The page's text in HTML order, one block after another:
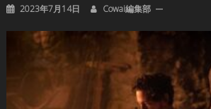
2023年7月14日 Cowai編集部